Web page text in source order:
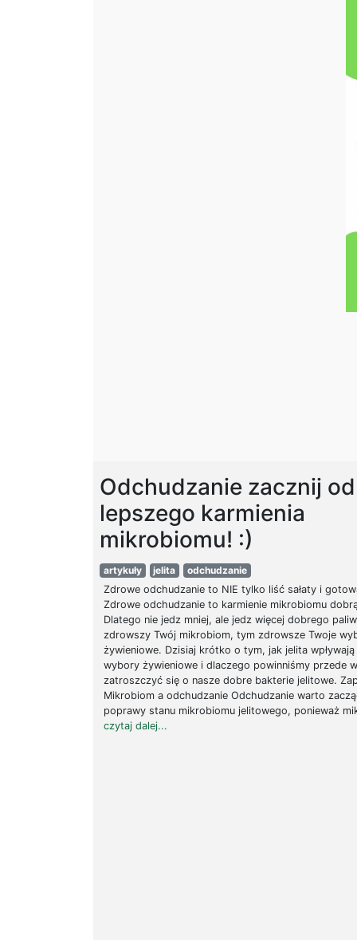
Odchudzanie zacznij od
lepszego karmienia
mikrobiomu! :)
artykuły jelita
odchudzanie
Zdrowe odchudzanie to NIE tylko liść sałaty i
Zdrowe odchudzanie to karmienie mikrobiomu
Dlatego nie jedz mniej, ale jedz więcej dobrego
zdrowszy Twój mikrobiom, tym zdrowsze Twoje
żywieniowe. Dzisiaj krótko o tym, jak jelita wpływają
wybory żywieniowe i dlaczego powinniśmy przede
zatroszczyć się o nasze dobre bakterie jelitowe.
Mikrobiom a odchudzanie Odchudzanie warto
poprawy stanu mikrobiomu jelitowego, ponieważ
czytaj dalej...